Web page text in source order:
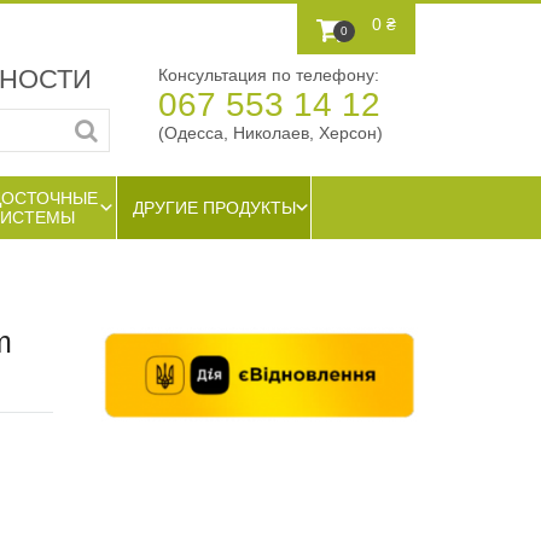
0 0 ₴
Консультация по телефону:
067 553 14 12
(Одесса, Николаев, Херсон)
ДРУГИЕ ПРОДУКТЫ